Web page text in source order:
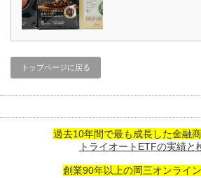
トップページに戻る
過去10年間で最も成長した金融
トライオートETFの実績と
創業90年以上の岡三オンライ